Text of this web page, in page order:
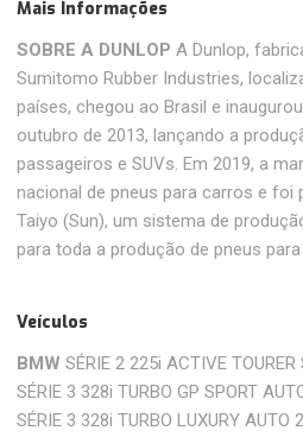
Mais Informações
SOBRE A DUNLOP A Dunlop,
Sumitomo Rubber Industries,
países, chegou ao Brasil e
outubro de 2013, lançando a
passageiros e SUVs. Em 2019, a
nacional de pneus para carros e foi
Taiyo (Sun), um sistema de
para toda a produção de pneus
Veículos
BMW SÉRIE 2 225i ACTIVE
SÉRIE 3 328i TURBO GP SPORT
SÉRIE 3 328i TURBO LUXURY AUTO